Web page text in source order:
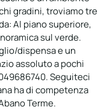
gradini, troviamo tre
Al piano superiore,
sul verde.
dispensa e un
assoluto a pochi
Seguiteci
ha di competenza
Terme.